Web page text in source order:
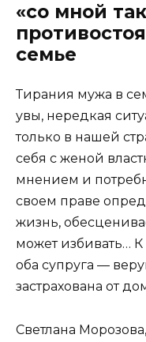
«со мной
семье
Тирания мужа в
увы, нередкая
только в нашей
себя с женой
мнением и
своем праве
жизнь,
может избивать… К
оба супруга —
застрахована от
Светлана